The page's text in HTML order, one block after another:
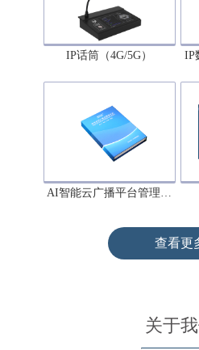
IP话筒（4G/5G） IP
AI智能云广播平台管理…
查看更
关于